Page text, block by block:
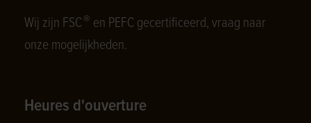
Wij zijn FSC® en PEFC gecertificeerd, vraag naar
onze mogelijkheden.
Heures d'ouverture